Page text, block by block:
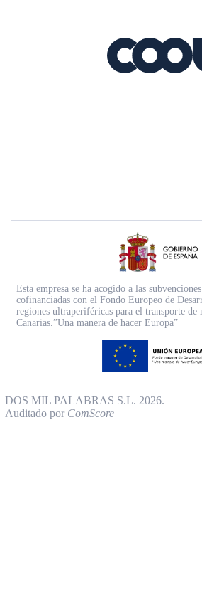
Esta empresa se ha acogido a las
cofinanciadas con el Fondo Europeo de
regiones ultraperiféricas para el transporte de
Canarias.”Una manera de hacer Europa”
DOS MIL PALABRAS S.L. 2026.
Auditado por ComScore